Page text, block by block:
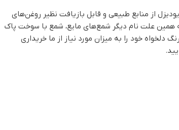
از منابع طبیعی و قابل بازیافت نظیر روغن‌های
همین علت نام دیگر شمع‌های مایع، شمع با سوخت پاک
و در حجم‌های 100 سی‌سی و 1 لیتری تولید می‌شود که شما می‌توانید رنگ دلخواه خود را به میزان مورد نیاز از ما خریداری